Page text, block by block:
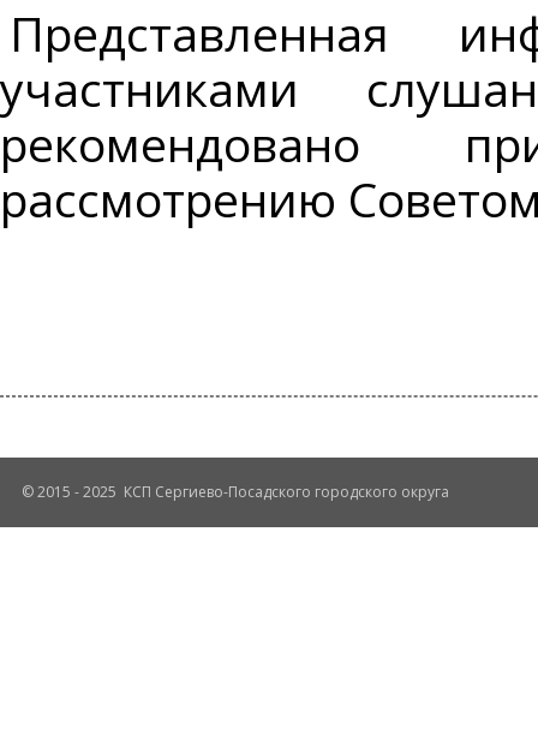
Представленная
участниками
рекомендовано
рассмотрению
© 2015 - 2025 КСП Сергиево-Посадского городского округа